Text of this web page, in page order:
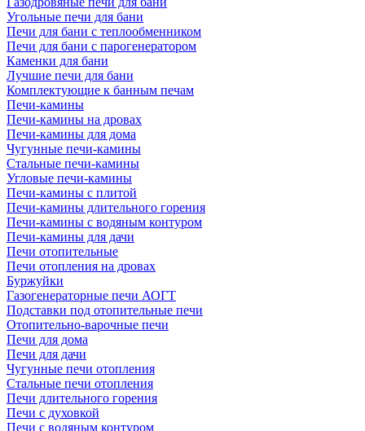
Угольные печи для бани
Печи для бани с теплообменником
Печи для бани с парогенератором
Каменки для бани
Лучшие печи для бани
Комплектующие к банным печам
Печи-камины
Печи-камины на дровах
Печи-камины для дома
Чугунные печи-камины
Стальные печи-камины
Угловые печи-камины
Печи-камины с плитой
Печи-камины длительного горения
Печи-камины с водяным контуром
Печи-камины для дачи
Печи отопительные
Печи отопления на дровах
Буржуйки
Газогенераторные печи АОГТ
Подставки под отопительные печи
Отопительно-варочные печи
Печи для дома
Печи для дачи
Чугунные печи отопления
Стальные печи отопления
Печи длительного горения
Печи с духовкой
Печи с водяным контуром